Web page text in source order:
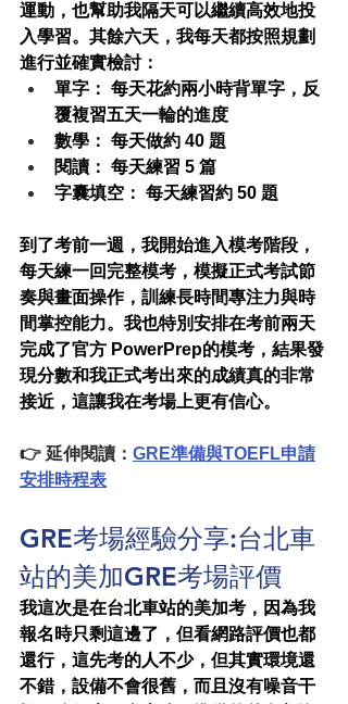
運動，也幫助我隔天可以繼續高效地投
入學習。其餘六天，我每天都按照規劃
進行並確實檢討：
單字： 每天花約兩小時背單字，反
覆複習五天一輪的進度
數學： 每天做約 40 題
閱讀： 每天練習 5 篇
字囊填空： 每天練習約 50 題
到了考前一週，我開始進入模考階段，
每天練一回完整模考，模擬正式考試節
奏與畫面操作，訓練長時間專注力與時
間掌控能力。我也特別安排在考前兩天
完成了官方 PowerPrep的模考，結果發
現分數和我正式考出來的成績真的非常
接近，這讓我在考場上更有信心。
👉 延伸閱讀： GRE準備與TOEFL申請
安排時程表
GRE考場經驗分享:台北車
站的美加GRE考場評價
我這次是在台北車站的美加考，因為我
報名時只剩這邊了，但看網路評價也都
還行，這先考的人不少，但其實環境還
不錯，設備不會很舊，而且沒有噪音干